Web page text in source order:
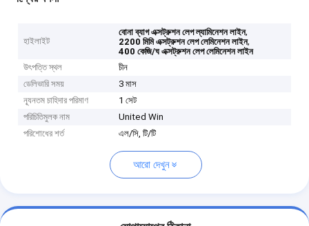
হাইলাইট
বোনা ব্যাগ এক্সট্রুশন লেপ ল্যামিনেশন লাইন,
2200 মিমি এক্সট্রুশন লেপ লেমিনেশন লাইন,
400 কেজি/ঘ এক্সট্রুশন লেপ লেমিনেশন লাইন
উৎপত্তি স্থল
চীন
ডেলিভারি সময়
3 মাস
ন্যূনতম চাহিদার পরিমাণ
1 সেট
পরিচিতিমুলক নাম
United Win
পরিশোধের শর্ত
এল/সি, টি/টি
আরো দেখুন